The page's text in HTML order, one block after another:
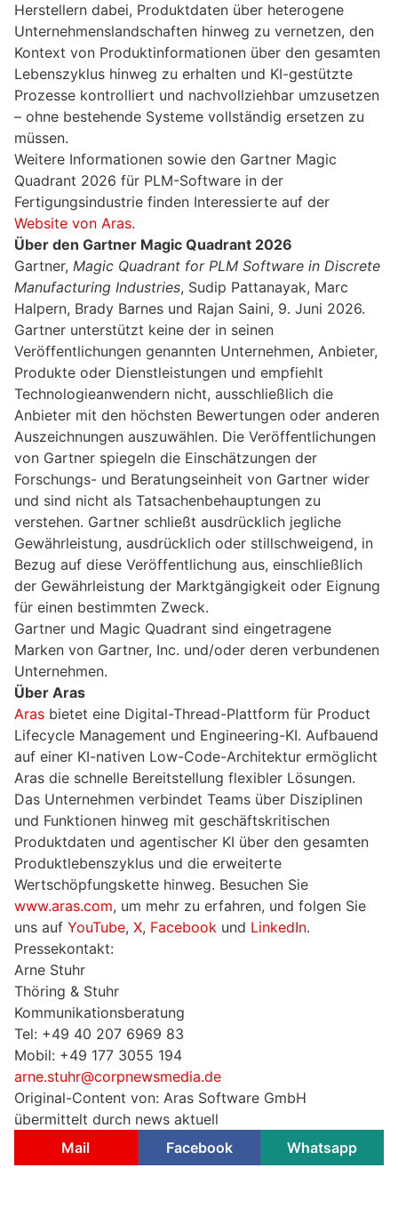
Herstellern dabei, Produktdaten über heterogene
Unternehmenslandschaften hinweg zu vernetzen, den
Kontext von Produktinformationen über den gesamten
Lebenszyklus hinweg zu erhalten und KI-gestützte
Prozesse kontrolliert und nachvollziehbar umzusetzen
– ohne bestehende Systeme vollständig ersetzen zu
müssen.
Weitere Informationen sowie den Gartner Magic
Quadrant 2026 für PLM-Software in der
Fertigungsindustrie finden Interessierte auf der
Website von Aras.
Über den Gartner Magic Quadrant 2026
Gartner, Magic Quadrant for PLM Software in Discrete
Manufacturing Industries, Sudip Pattanayak, Marc
Halpern, Brady Barnes und Rajan Saini, 9. Juni 2026.
Gartner unterstützt keine der in seinen
Veröffentlichungen genannten Unternehmen, Anbieter,
Produkte oder Dienstleistungen und empfiehlt
Technologieanwendern nicht, ausschließlich die
Anbieter mit den höchsten Bewertungen oder anderen
Auszeichnungen auszuwählen. Die Veröffentlichungen
von Gartner spiegeln die Einschätzungen der
Forschungs- und Beratungseinheit von Gartner wider
und sind nicht als Tatsachenbehauptungen zu
verstehen. Gartner schließt ausdrücklich jegliche
Gewährleistung, ausdrücklich oder stillschweigend, in
Bezug auf diese Veröffentlichung aus, einschließlich
der Gewährleistung der Marktgängigkeit oder Eignung
für einen bestimmten Zweck.
Gartner und Magic Quadrant sind eingetragene
Marken von Gartner, Inc. und/oder deren verbundenen
Unternehmen.
Über Aras
Aras bietet eine Digital-Thread-Plattform für Product
Lifecycle Management und Engineering-KI. Aufbauend
auf einer KI-nativen Low-Code-Architektur ermöglicht
Aras die schnelle Bereitstellung flexibler Lösungen.
Das Unternehmen verbindet Teams über Disziplinen
und Funktionen hinweg mit geschäftskritischen
Produktdaten und agentischer KI über den gesamten
Produktlebenszyklus und die erweiterte
Wertschöpfungskette hinweg. Besuchen Sie
www.aras.com, um mehr zu erfahren, und folgen Sie
uns auf YouTube, X, Facebook und LinkedIn.
Pressekontakt:
Arne Stuhr
Thöring & Stuhr
Kommunikationsberatung
Tel: +49 40 207 6969 83
Mobil: +49 177 3055 194
arne.stuhr@corpnewsmedia.de
Original-Content von: Aras Software GmbH
übermittelt durch news aktuell
Mail
Facebook Whatsapp